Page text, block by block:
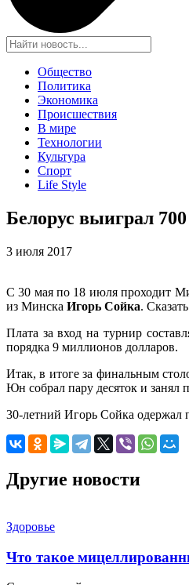
Общество
Политика
Экономика
Происшествия
В мире
Технологии
Культура
Спорт
Life Style
Белорус выиграл
3 июля 2017
С 30 мая по 18 июля проходит
из Минска Игорь Сойка.
Плата за вход на турнир
порядка 9 миллионов долларов.
Итак, в итоге за финальным
Юн собрал пару десяток и занял
30-летний Игорь Сойка одержал
Другие новости
Здоровье
Что такое